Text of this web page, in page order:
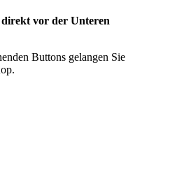
vor der Unteren
Buttons gelangen Sie